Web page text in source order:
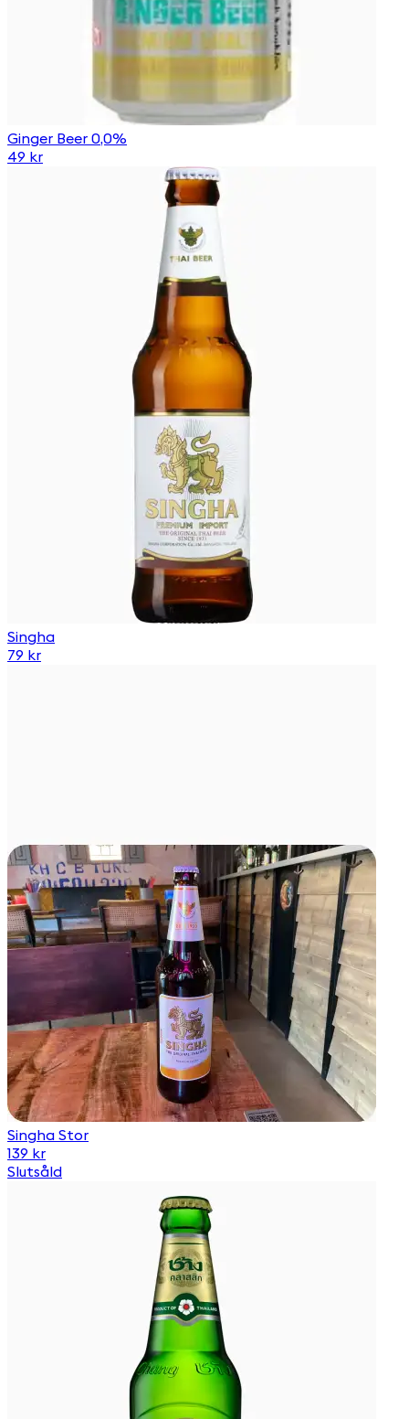
Ginger Beer 0,0%
49 kr
Singha
79 kr
Singha Stor
139 kr
Slutsåld